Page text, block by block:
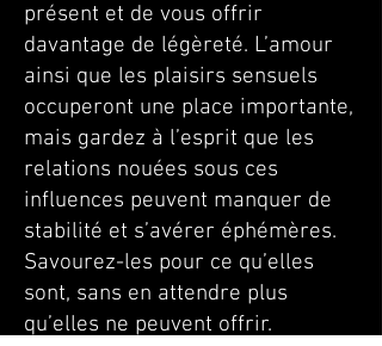
présent et de vous offrir
davantage de légèreté. L’amour
ainsi que les plaisirs sensuels
occuperont une place importante,
mais gardez à l’esprit que les
relations nouées sous ces
influences peuvent manquer de
stabilité et s’avérer éphémères.
Savourez-les pour ce qu’elles
sont, sans en attendre plus
qu’elles ne peuvent offrir.